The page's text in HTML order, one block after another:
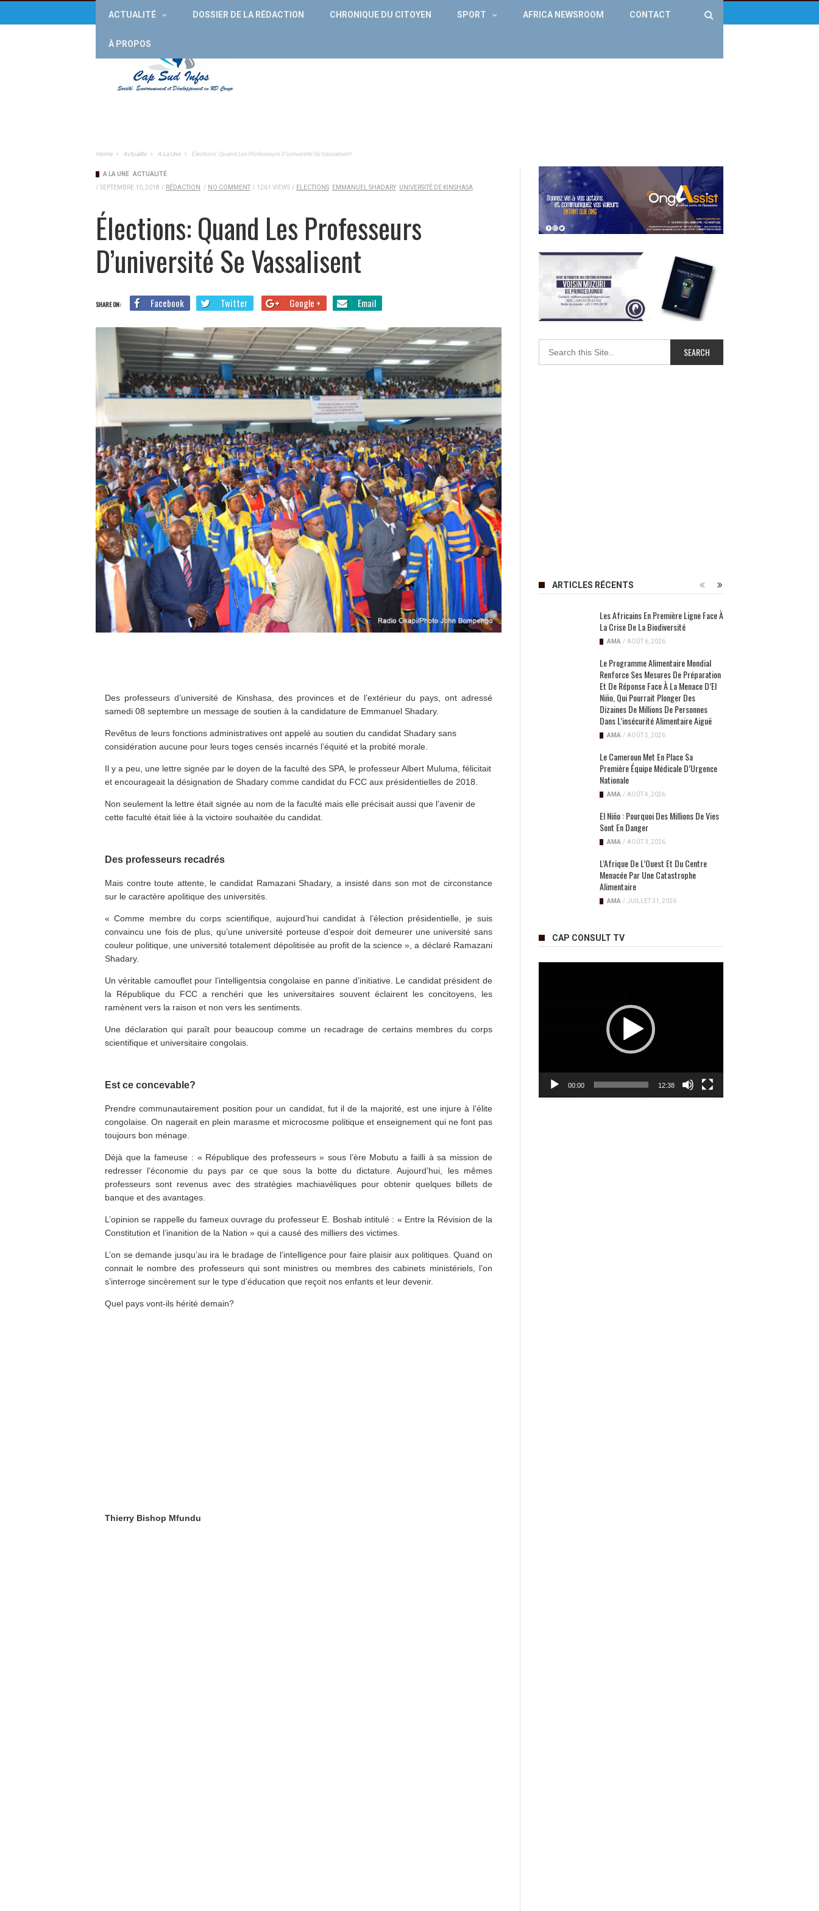
ACTUALITÉ DOSSIER DE LA RÉDACTION CHRONIQUE DU CITOYEN SPORT AFRICA NEWSROOM CONTACT
À PROPOS
Home Actualité A La Une Élections: Quand Les Professeurs D’université Se Vassalisent
A LA UNE ACTUALITÉ
/ SEPTEMBRE 10, 2018 / RÉDACTION / NO COMMENT / 1261 VIEWS / ELECTIONS EMMANUEL SHADARY UNIVERSITÉ DE KINSHASA
Élections: Quand Les Professeurs
D’université Se Vassalisent
SHARE ON: Facebook Twitter Google + Email
Des professeurs d’université de Kinshasa, des provinces et de l’extérieur du pays, ont adressé
samedi 08 septembre un message de soutien à la candidature de Emmanuel Shadary.
Revêtus de leurs fonctions administratives ont appelé au soutien du candidat Shadary sans
considération aucune pour leurs toges censés incarnés l’équité et la probité morale.
Il y a peu, une lettre signée par le doyen de la faculté des SPA, le professeur Albert Muluma, félicitait
et encourageait la désignation de Shadary comme candidat du FCC aux présidentielles de 2018.
Non seulement la lettre était signée au nom de la faculté mais elle précisait aussi que l’avenir de
cette faculté était liée à la victoire souhaitée du candidat.
Des professeurs recadrés
Mais contre toute attente, le candidat Ramazani Shadary, a insisté dans son mot de circonstance
sur le caractère apolitique des universités.
« Comme membre du corps scientifique, aujourd’hui candidat à l’élection présidentielle, je suis
convaincu une fois de plus, qu’une université porteuse d’espoir doit demeurer une université sans
couleur politique, une université totalement dépolitisée au profit de la science », a déclaré Ramazani
Shadary.
Un véritable camouflet pour l’intelligentsia congolaise en panne d’initiative. Le candidat président de
la République du FCC a renchéri que les universitaires souvent éclairent les concitoyens, les
ramènent vers la raison et non vers les sentiments.
Une déclaration qui paraît pour beaucoup comme un recadrage de certains membres du corps
scientifique et universitaire congolais.
Est ce concevable?
Prendre communautairement position pour un candidat, fut il de la majorité, est une injure à l’élite
congolaise. On nagerait en plein marasme et microcosme politique et enseignement qui ne font pas
toujours bon ménage.
Déjà que la fameuse : « République des professeurs » sous l’ère Mobutu a failli à sa mission de
redresser l’économie du pays par ce que sous la botte du dictature. Aujourd’hui, les mêmes
professeurs sont revenus avec des stratégies machiavéliques pour obtenir quelques billets de
banque et des avantages.
L’opinion se rappelle du fameux ouvrage du professeur E. Boshab intitulé : « Entre la Révision de la
Constitution et l’inanition de la Nation » qui a causé des milliers des victimes.
L’on se demande jusqu’au ira le bradage de l’intelligence pour faire plaisir aux politiques. Quand on
connait le nombre des professeurs qui sont ministres ou membres des cabinets ministériels, l’on
s’interroge sincèrement sur le type d’éducation que reçoit nos enfants et leur devenir.
Quel pays vont-ils hérité demain?
Thierry Bishop Mfundu
ARTICLES RÉCENTS
Les Africains En Première Ligne Face À
La Crise De La Biodiversité
AMA / AOÛT 6, 2026
Le Programme Alimentaire Mondial
Renforce Ses Mesures De Préparation
Et De Réponse Face À La Menace D’El
Niño, Qui Pourrait Plonger Des
Dizaines De Millions De Personnes
Dans L’insécurité Alimentaire Aiguë
AMA / AOÛT 5, 2026
Le Cameroun Met En Place Sa
Première Équipe Médicale D’Urgence
Nationale
AMA / AOÛT 4, 2026
El Niño : Pourquoi Des Millions De Vies
Sont En Danger
AMA / AOÛT 3, 2026
L’Afrique De L’Ouest Et Du Centre
Menacée Par Une Catastrophe
Alimentaire
AMA / JUILLET 31, 2026
CAP CONSULT TV
00:00 12:38